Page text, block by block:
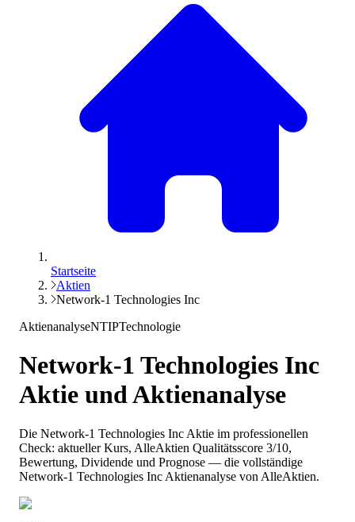
Startseite
Aktien
Network-1 Technologies Inc
AktienanalyseNTIPTechnologie
Network-1 Technologies Inc
Aktie und Aktienanalyse
Die Network-1 Technologies Inc Aktie im professionellen
Check: aktueller Kurs, AlleAktien Qualitätsscore 3/10,
Bewertung, Dividende und Prognose — die vollständige
Network-1 Technologies Inc Aktienanalyse von AlleAktien.